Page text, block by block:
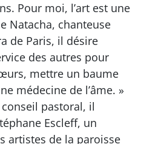
Pour moi, l’art est une
Natacha, chanteuse
de Paris, il désire
des autres pour
mettre un baume
médecine de l’âme. »
pastoral, il
Escleff, un
artistes de la paroisse